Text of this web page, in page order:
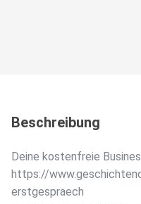
Beschreibung
Deine kostenfreie
https://
erstgespraech